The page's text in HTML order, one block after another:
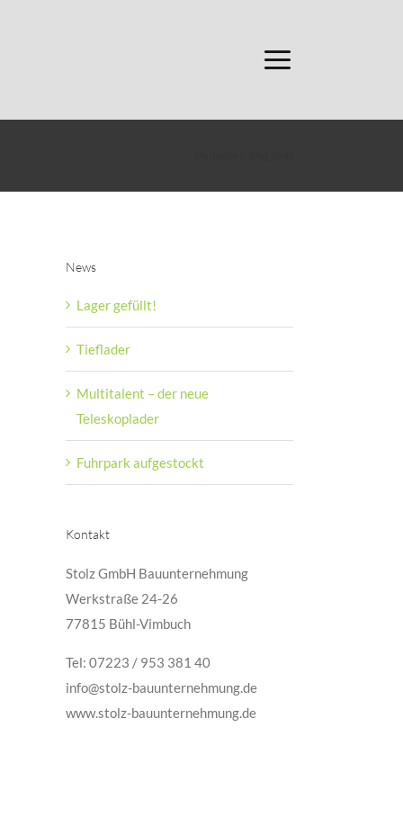
News
Lager gefüllt!
Tieflader
Multitalent – der neue
Teleskoplader
Fuhrpark aufgestockt
Kontakt
Stolz GmbH Bauunternehmung
Werkstraße 24-26
77815 Bühl-Vimbuch
Tel: 07223 / 953 381 40
info@stolz-bauunternehmung.de
www.stolz-bauunternehmung.de